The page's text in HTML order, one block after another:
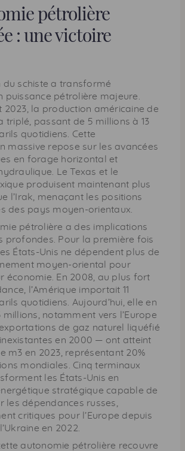
pétrolière
: une victoire
du schiste a transformé
puissance pétrolière majeure.
2023, la production américaine de
triplé, passant de 5 millions à 13
quotidiens. Cette
massive repose sur les avancées
en forage horizontal et
Le Texas et le
produisent maintenant plus
l’Irak, menaçant les positions
des pays moyen-orientaux.
pétrolière a des implications
profondes. Pour la première fois
États-Unis ne dépendent plus de
moyen-oriental pour
économie. En 2008, au plus fort
l’Amérique importait 11
quotidiens. Aujourd’hui, elle en
millions, notamment vers l’Europe
exportations de gaz naturel liquéfié
en 2000 — ont atteint
m3 en 2023, représentant 20%
mondiales. Cinq terminaux
les États-Unis en
stratégique capable de
les dépendances russes,
critiques pour l’Europe depuis
en 2022.
autonomie pétrolière recouvre